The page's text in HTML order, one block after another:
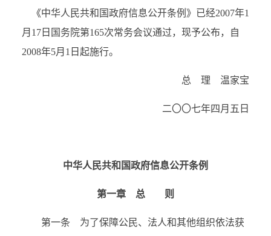
《中华人民共和国政府信息公开条例》已经2007年1
月 17日国务院第165次常务会议通过，现予公布，自
2008年5月 1 日起施行。
总 理 温家宝
二〇〇七年四月五日
中华人民共和国政府信息公开条例
第一章 总 则
第一条 为了保障公民、法人和其他组织依法获